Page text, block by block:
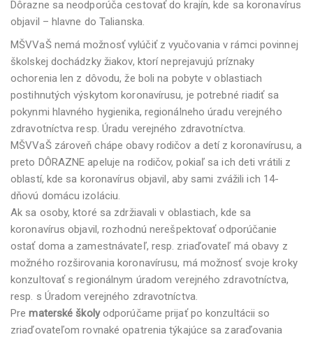
Dôrazne sa neodporúča cestovať do krajín, kde sa koronavírus
objavil – hlavne do Talianska.
MŠVVaŠ nemá možnosť vylúčiť z vyučovania v rámci povinnej
školskej dochádzky žiakov, ktorí neprejavujú príznaky
ochorenia len z dôvodu, že boli na pobyte v oblastiach
postihnutých výskytom koronavírusu, je potrebné riadiť sa
pokynmi hlavného hygienika, regionálneho úradu verejného
zdravotníctva resp. Úradu verejného zdravotníctva.
MŠVVaŠ zároveň chápe obavy rodičov a detí z koronavírusu, a
preto DÔRAZNE apeluje na rodičov, pokiaľ sa ich deti vrátili z
oblastí, kde sa koronavírus objavil, aby sami zvážili ich 14-
dňovú domácu izoláciu.
Ak sa osoby, ktoré sa zdržiavali v oblastiach, kde sa
koronavírus objavil, rozhodnú nerešpektovať odporúčanie
ostať doma a zamestnávateľ, resp. zriaďovateľ má obavy z
možného rozširovania koronavírusu, má možnosť svoje kroky
konzultovať s regionálnym úradom verejného zdravotníctva,
resp. s Úradom verejného zdravotníctva.
Prematerské školyodporúčame prijať po konzultácii so
zriaďovateľom rovnaké opatrenia týkajúce sa zaraďovania